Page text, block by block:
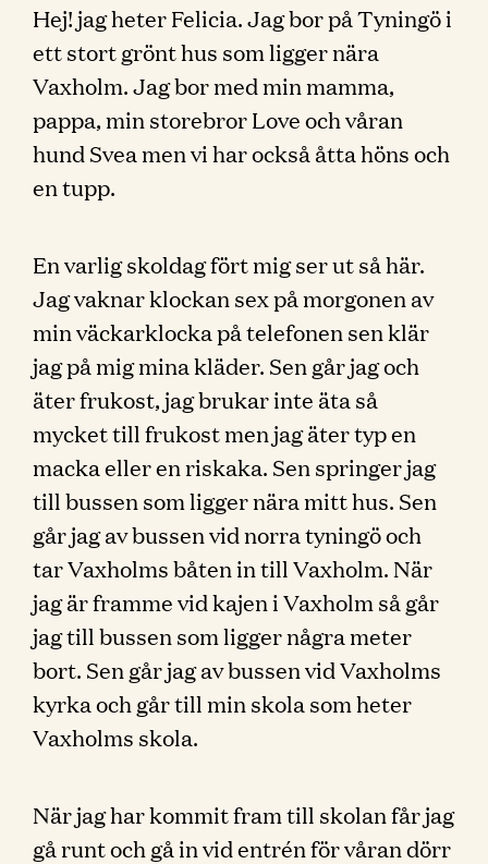
Hej! jag heter Felicia. Jag bor på Tyningö i
ett stort grönt hus som ligger nära
Vaxholm. Jag bor med min mamma,
pappa, min storebror Love och våran
hund Svea men vi har också åtta höns och
en tupp.
En varlig skoldag fört mig ser ut så här.
Jag vaknar klockan sex på morgonen av
min väckarklocka på telefonen sen klär
jag på mig mina kläder. Sen går jag och
äter frukost, jag brukar inte äta så
mycket till frukost men jag äter typ en
macka eller en riskaka. Sen springer jag
till bussen som ligger nära mitt hus. Sen
går jag av bussen vid norra tyningö och
tar Vaxholms båten in till Vaxholm. När
jag är framme vid kajen i Vaxholm så går
jag till bussen som ligger några meter
bort. Sen går jag av bussen vid Vaxholms
kyrka och går till min skola som heter
Vaxholms skola.
När jag har kommit fram till skolan får jag
gå runt och gå in vid entrén för våran dörr